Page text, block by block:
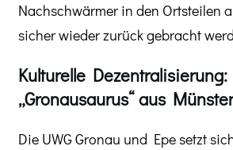
Nachschwärmer in den Ortsteilen
sicher wieder zurück gebracht
Kulturelle Dezentralisierung:
„Gronausaurus“ aus
Die UWG Gronau und Epe setzt